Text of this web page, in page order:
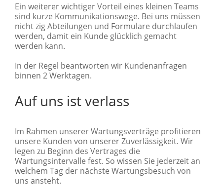
Ein weiterer wichtiger Vorteil eines kleinen Teams
sind kurze Kommunikationswege. Bei uns müssen
nicht zig Abteilungen und Formulare durchlaufen
werden, damit ein Kunde glücklich gemacht
werden kann.
In der Regel beantworten wir Kundenanfragen
binnen 2 Werktagen.
Auf uns ist verlass
Im Rahmen unserer Wartungsverträge profitieren
unsere Kunden von unserer Zuverlässigkeit. Wir
legen zu Beginn des Vertrages die
Wartungsintervalle fest. So wissen Sie jederzeit an
welchem Tag der nächste Wartungsbesuch von
uns ansteht.